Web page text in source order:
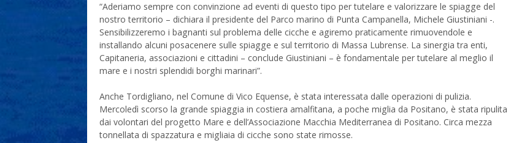
“Aderiamo sempre con convinzione ad eventi di questo tipo per tutelare e valorizzare le spiagge del
nostro territorio – dichiara il presidente del Parco marino di Punta Campanella, Michele Giustiniani -.
Sensibilizzeremo i bagnanti sul problema delle cicche e agiremo praticamente rimuovendole e
installando alcuni posacenere sulle spiagge e sul territorio di Massa Lubrense. La sinergia tra enti,
Capitaneria, associazioni e cittadini – conclude Giustiniani – è fondamentale per tutelare al meglio il
mare e i nostri splendidi borghi marinari”.
Anche Tordigliano, nel Comune di Vico Equense, è stata interessata dalle operazioni di pulizia.
Mercoledì scorso la grande spiaggia in costiera amalfitana, a poche miglia da Positano, è stata ripulita
dai volontari del progetto Mare e dell’Associazione Macchia Mediterranea di Positano. Circa mezza
tonnellata di spazzatura e migliaia di cicche sono state rimosse.